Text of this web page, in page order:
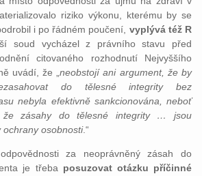
riziko výkonu, kterému by se
i po řádném poučení, vyplývá též R
soud vycházel z právního stavu před
citovaného rozhodnutí Nejvyššího
uvádí, že „neobstojí ani argument, že by
do tělesné integrity bez
nebyla efektivně sankcionována, neboť
zásahy do tělesné integrity … jsou
osobnosti.“
za neoprávněný zásah do
je třeba posuzovat otázku příčinné